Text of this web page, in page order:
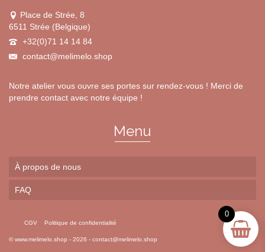
Place de Strée, 8
6511 Strée (Belgique)
+32(0)71 14 14 84
contact@melimelo.shop
Notre atelier vous ouvre ses portes sur rendez-vous ! Merci de
prendre contact avec notre équipe !
Menu
À propos de nous
FAQ
CGV Politique de confidentialité
©www.melimelo.shop - 2026 - contact@melimelo.shop
0